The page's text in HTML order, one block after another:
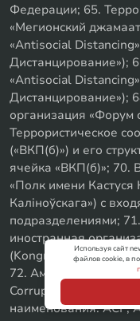
Федерации; 65.
«Мегионский
«Antisocial
Дистанцирование»);
«Antisocial
Дистанцирование»);
организация «Форум
Террористическое
(«ВКП(б)») и его
ячейка «ВКП(б)»; 70.
«Полк имени Кастуся
Калiноўскага») с
подразделениями;
иностранная
(Kongres
72. Американская
Corruption
наименования: ACF,
Используя сайт
файлов cookie, в